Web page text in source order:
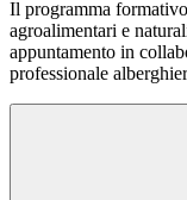
Il programma
agroalimentari e
appuntamento in
professionale